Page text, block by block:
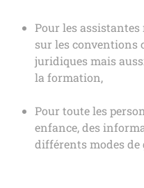
Pour les
sur les conventions
juridiques mais
la formation,
Pour toute les
enfance, des
différents modes